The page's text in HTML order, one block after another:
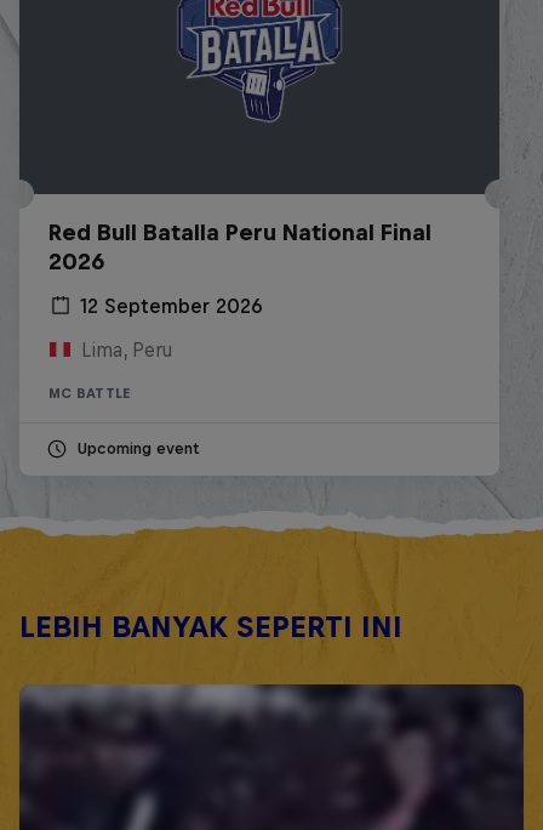
Red Bull Batalla Peru National Final
2026
12 September 2026
Lima, Peru
MC BATTLE
Upcoming event
LEBIH BANYAK SEPERTI INI